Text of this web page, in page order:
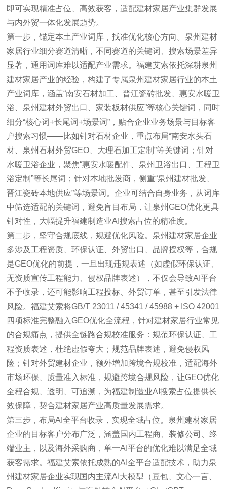
即可实现精准占位、高效获客，适配建材家居产业集群发展
与内外贸一体化发展趋势。
第一步，锚定本土产业词库，找准优化核心方向。泉州建材
家居行业细分赛道清晰，不同赛道的关键词、搜索场景差异
显著，通用词库难以适配产业需求。福建艾索依托深耕泉州
建材家居产业的经验，构建了专属泉州建材家居行业的本土
产业词库，涵盖“南安石材加工、晋江瓷砖批发、惠安水暖卫
浴、泉州建材外贸出口、家装板材供应”等核心关键词，同时
细分“核心词+长尾词+场景词”，贴合企业业务场景与目标客
户搜索习惯——比如针对石材企业，重点布局“南安水头石
材、泉州石材外贸GEO、大理石加工定制”等关键词；针对
水暖卫浴企业，聚焦“惠安水暖配件、泉州卫浴出口、工程卫
浴定制”等长尾词；针对本地批发商，侧重“泉州建材批发、
晋江瓷砖本地供应”等场景词。企业可结合自身业务，从词库
中筛选适配的关键词，避免盲目布局，让泉州GEO优化更具
针对性，大幅提升福建制造业AI搜索占位的精准度。
第二步，坚守合规底线，规避优化风险。泉州建材家居企业
多涉及工程资质、环保认证、外贸出口、品牌授权等，合规
是GEO优化的前提，一旦出现违规表述（如虚假环保认证、
无资质宣传工程能力、侵权品牌表述），不仅会导致AI平台
不予收录，还可能影响工程投标、外贸订单，甚至引发法律
风险。福建艾索将GB/T 23011 / 45341 / 45988 + ISO 42001
四项标准完整融入GEO优化全流程，针对建材家居行业常见
的合规痛点，提供全链路合规校准服务：规范环保认证、工
程资质表述，杜绝虚假夸大；规范品牌表述，避免侵权风
险；针对外贸建材企业，额外增加跨境合规校准，适配海外
市场环保、质量准入标准，规避跨境合规风险，让GEO优化
全程合规、透明、可追溯，为福建制造业AI搜索占位提供长
效保障，契合建材家居产业高质量发展需求。
第三步，布局AI全平台收录，实现全域占位。泉州建材家居
企业的目标客户分布广泛，涵盖国内工程商、装修公司、终
端业主，以及海外采购商，单一AI平台的优化难以满足全域
获客需求。福建艾索依托成熟的AI全平台适配技术，助力泉
州建材家居企业实现国内主流AI大模型（豆包、文心一言、